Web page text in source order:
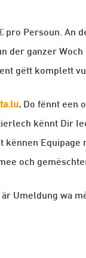
pro Persoun. An
der ganzer
gëtt komplett
. Do fënnt een
kënnt Dir
Equipage
och
Umeldung wa